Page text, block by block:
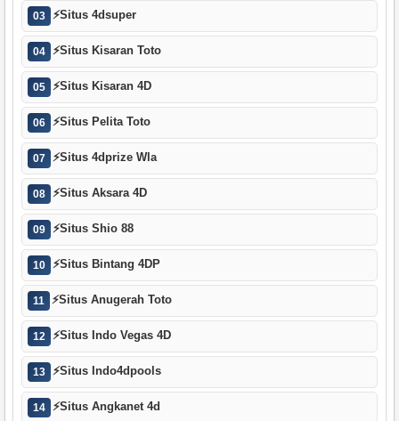
03 ⚡Situs 4dsuper
04 ⚡Situs Kisaran Toto
05 ⚡Situs Kisaran 4D
06 ⚡Situs Pelita Toto
07 ⚡Situs 4dprize Wla
08 ⚡Situs Aksara 4D
09 ⚡Situs Shio 88
10 ⚡Situs Bintang 4DP
11 ⚡Situs Anugerah Toto
12 ⚡Situs Indo Vegas 4D
13 ⚡Situs Indo4dpools
14 ⚡Situs Angkanet 4d